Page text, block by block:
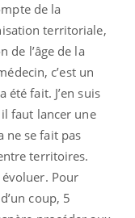
de la
territoriale,
de l’âge de la
c’est un
fait. J’en suis
faut lancer une
ne se fait pas
territoires.
Pour
coup, 5